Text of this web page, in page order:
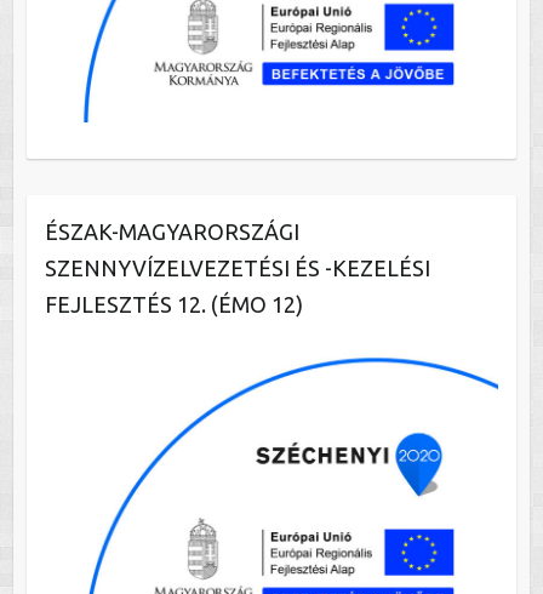
ÉSZAK-MAGYARORSZÁGI
SZENNYVÍZELVEZETÉSI ÉS -KEZELÉSI
FEJLESZTÉS 12. (ÉMO 12)